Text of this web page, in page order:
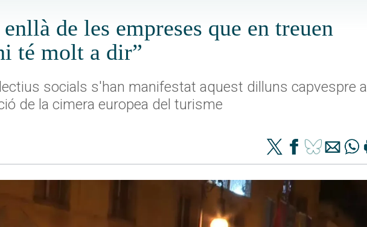
de les empreses que en treuen
té molt a dir”
socials s'han manifestat aquest dilluns capvespre a
de la cimera europea del turisme